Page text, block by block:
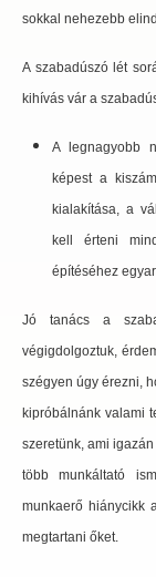
sokkal nehezebb
A szabadúszó lét
kihívás vár a
A legnagyobb
képest a
kialakítása, a
kell érteni
építéséhez
Jó tanács a
végigdolgoztuk,
szégyen úgy érezni,
kipróbálnánk valami
szeretünk, ami
több munkáltató
munkaerő hiánycikk
megtartani őket.